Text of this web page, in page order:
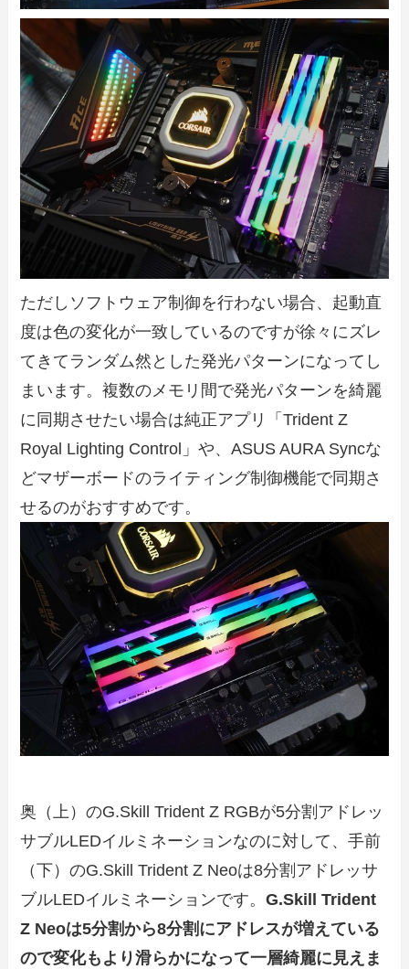
ただしソフトウェア制御を行わない場合、起動直
度は色の変化が一致しているのですが徐々にズレ
てきてランダム然とした発光パターンになってし
まいます。複数のメモリ間で発光パターンを綺麗
に同期させたい場合は純正アプリ「Trident Z
Royal Lighting Control」や、ASUS AURA Syncな
どマザーボードのライティング制御機能で同期さ
せるのがおすすめです。
奥（上）のG.Skill Trident Z RGBが5分割アドレッ
サブルLEDイルミネーションなのに対して、手前
（下）のG.Skill Trident Z Neoは8分割アドレッサ
ブルLEDイルミネーションです。G.Skill Trident
Z Neoは5分割から8分割にアドレスが増えている
ので変化もより滑らかになって一層綺麗に見えま